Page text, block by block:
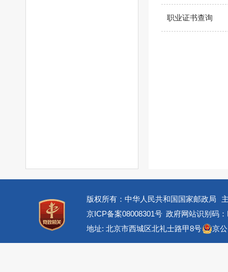
职业证书查询
版权所有：中华人民共和国国家邮政局
京ICP备案08008301号 政府网站识别码
地址: 北京市西城区北礼士路甲8号
京